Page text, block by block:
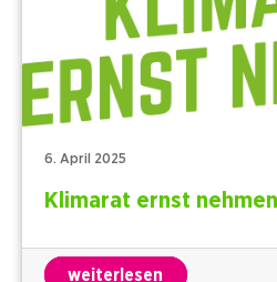
6. April 2025
Klimarat ernst nehmen
weiterlesen